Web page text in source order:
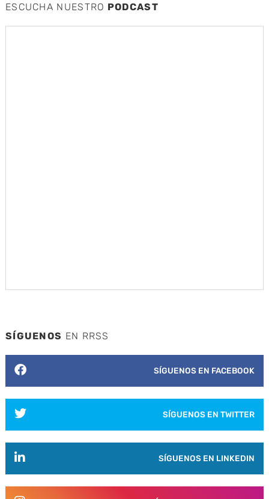
ESCUCHA NUESTRO PODCAST
SÍGUENOS EN RRSS
SÍGUENOS EN FACEBOOK
SÍGUENOS EN TWITTER
SÍGUENOS EN LINKEDIN